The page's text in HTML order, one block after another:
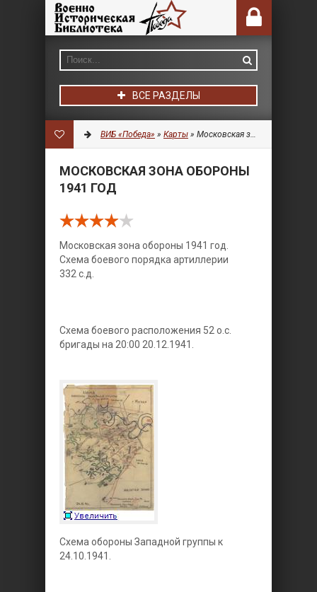
ВСЕ РАЗДЕЛЫ
ВИБ «Победа» » Карты » Московская зона обороны 1941 год
МОСКОВСКАЯ ЗОНА ОБОРОНЫ
1941 ГОД
Московская зона обороны 1941 год.
Схема боевого порядка артиллерии
332 с.д.
Схема боевого расположения 52 о.с.
бригады на 20:00 20.12.1941.
Схема обороны Западной группы к
24.10.1941.